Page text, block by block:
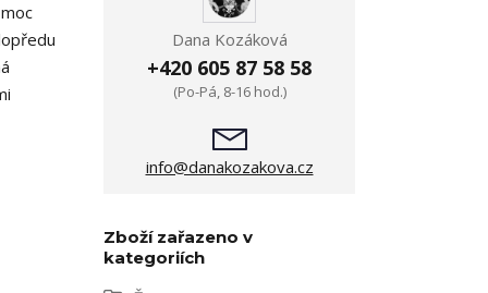
Dana Kozáková
+420 605 87 58 58
(Po-Pá, 8-16 hod.)
info@danakozakova.cz
Zboží zařazeno v
kategoriích